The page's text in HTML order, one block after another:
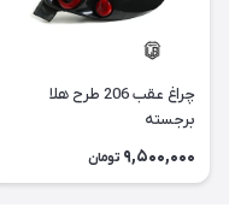
چراغ عقب 206 طرح هلا
برجسته
9,500,000 تومان